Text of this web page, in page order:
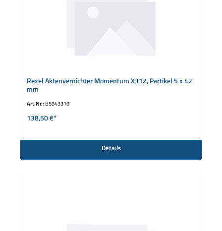
Rexel Aktenvernichter Momentum X312, Partikel 5 x 42
mm
Art.Nr.: B5943319
138,50 €*
Details